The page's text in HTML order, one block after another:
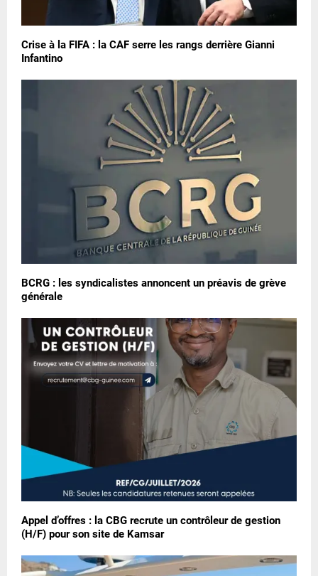
Crise à la FIFA : la CAF serre les rangs derrière Gianni
Infantino
BCRG : les syndicalistes annoncent un préavis de grève
générale
Appel d’offres : la CBG recrute un contrôleur de gestion
(H/F) pour son site de Kamsar